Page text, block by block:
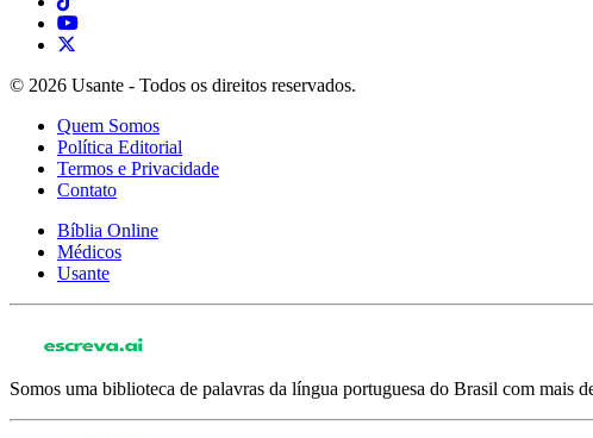
© 2026 Usante - Todos os direitos reservados.
Quem Somos
Política Editorial
Termos e Privacidade
Contato
Bíblia Online
Médicos
Usante
Somos uma biblioteca de palavras da língua portuguesa do Brasil com mais